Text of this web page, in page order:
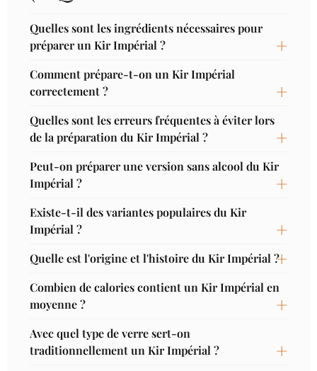
Quelles sont les ingrédients nécessaires pour
préparer un Kir Impérial ?
Comment prépare-t-on un Kir Impérial
correctement ?
Quelles sont les erreurs fréquentes à éviter lors
de la préparation du Kir Impérial ?
Peut-on préparer une version sans alcool du Kir
Impérial ?
Existe-t-il des variantes populaires du Kir
Impérial ?
Quelle est l'origine et l'histoire du Kir Impérial ?
Combien de calories contient un Kir Impérial en
moyenne ?
Avec quel type de verre sert-on
traditionnellement un Kir Impérial ?